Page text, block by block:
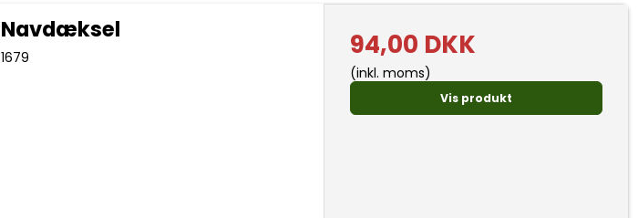
Navdæksel
1679 94,00 DKK
(inkl. moms)
Vis produkt